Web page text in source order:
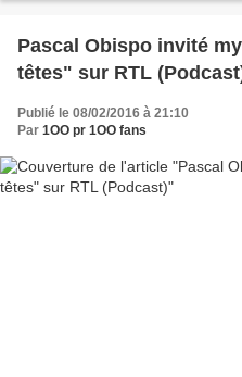
Pascal Obispo invité
têtes" sur RTL
Publié le 08/02/2016 à 21:10
Par 1OO pr 1OO fans